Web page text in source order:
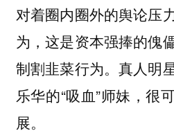
对着圈内圈外的舆论压
为，这是资本强捧的傀
制割韭菜行为。真人明
乐华的“吸血”师妹，很
展。